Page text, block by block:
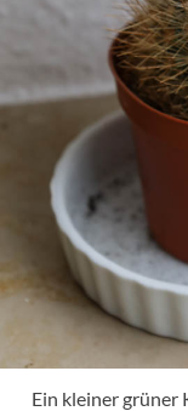
Ein kleiner grüner